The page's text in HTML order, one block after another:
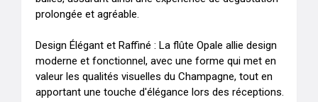
prolongée et agréable.
Design Élégant et Raffiné : La flûte Opale allie design
moderne et fonctionnel, avec une forme qui met en
valeur les qualités visuelles du Champagne, tout en
apportant une touche d'élégance lors des réceptions.